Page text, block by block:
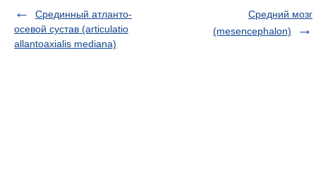
Срединный атланто-
осевой сустав (articulatio
allantoaxialis mediana)
Средний мозг
(mesencephalon)